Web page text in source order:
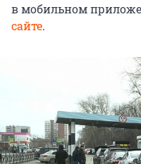
в мобильном
сайте.